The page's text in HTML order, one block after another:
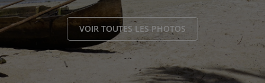
VOIR TOUTES LES PHOTOS